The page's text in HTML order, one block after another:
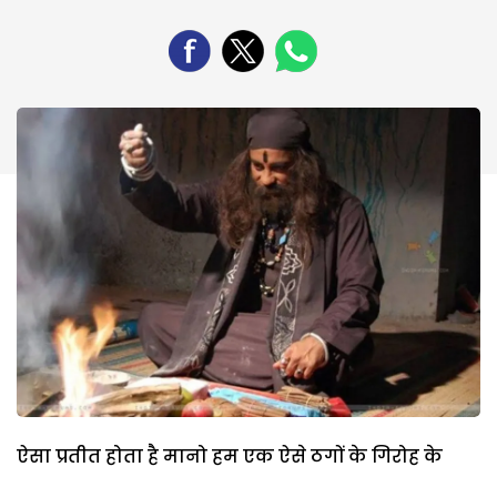
ऐसा प्रतीत होता है मानो हम एक ऐसे ठगों के गिरोह के